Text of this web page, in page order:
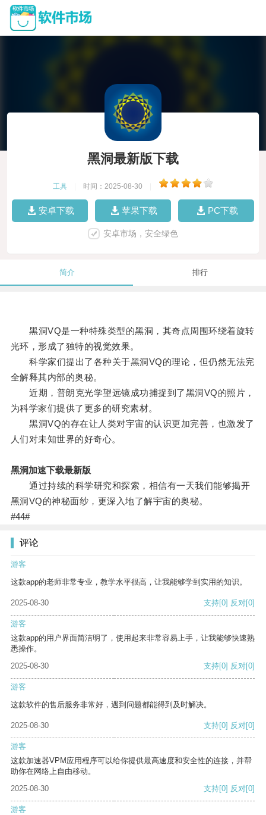
黑洞最新版下载
工具 时间：2025-08-30
安卓下载 苹果下载 PC下载
安卓市场，安全绿色
简介 排行
黑洞VQ是一种特殊类型的黑洞，其奇点周围环绕着旋转
光环，形成了独特的视觉效果。
科学家们提出了各种关于黑洞VQ的理论，但仍然无法完
全解释其内部的奥秘。
近期，普朗克光学望远镜成功捕捉到了黑洞VQ的照片，
为科学家们提供了更多的研究素材。
黑洞VQ的存在让人类对宇宙的认识更加完善，也激发了
人们对未知世界的好奇心。
黑洞加速下载最新版
通过持续的科学研究和探索，相信有一天我们能够揭开
黑洞VQ的神秘面纱，更深入地了解宇宙的奥秘。
#44#
评论
游客
这款app的老师非常专业，教学水平很高，让我能够学到实用的知识。
2025-08-30 支持[0] 反对[0]
游客
这款app的用户界面简洁明了，使用起来非常容易上手，让我能够快速熟
悉操作。
2025-08-30
支持[0] 反对[0]
游客
这款软件的售后服务非常好，遇到问题都能得到及时解决。
2025-08-30 支持[0] 反对[0]
游客
这款加速器VPM应用程序可以给你提供最高速度和安全性的连接，并帮
助你在网络上自由移动。
2025-08-30
支持[0] 反对[0]
游客